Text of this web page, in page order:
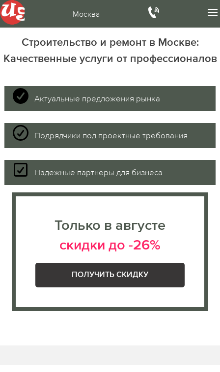
Москва
Строительство и ремонт в Москве:
Качественные услуги от профессионалов
Актуальные предложения рынка
Подрядчики под проектные требования
Надёжные партнёры для бизнеса
Только в августе
скидки до -26%
ПОЛУЧИТЬ СКИДКУ